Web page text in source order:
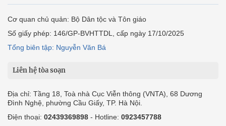
Cơ quan chủ quản: Bộ Dân tộc và Tôn giáo
Số giấy phép: 146/GP-BVHTTDL, cấp ngày 17/10/2025
Tổng biên tập: Nguyễn Văn Bá
Liên hệ tòa soạn
Địa chỉ: Tầng 18, Toà nhà Cục Viễn thông (VNTA), 68 Dương
Đình Nghệ, phường Cầu Giấy, TP. Hà Nội.
Điện thoại: 02439369898 - Hotline: 0923457788